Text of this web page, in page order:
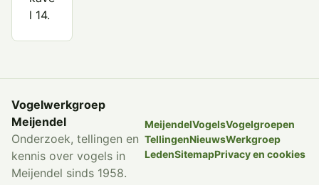
l 14.
Vogelwerkgroep
Meijendel
Onderzoek, tellingen en
kennis over vogels in
Meijendel sinds 1958.
MeijendelVogelsVogelgroepen
TellingenNieuwsWerkgroep
LedenSitemapPrivacy en cookies